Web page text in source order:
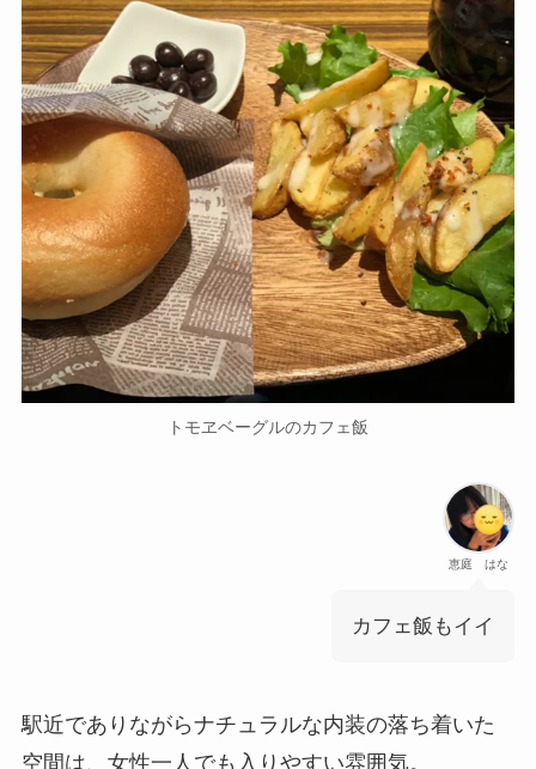
トモヱベーグルのカフェ飯
恵庭 はな
カフェ飯もイイ
駅近でありながらナチュラルな内装の落ち着いた
空間は、女性一人でも入りやすい雰囲気。